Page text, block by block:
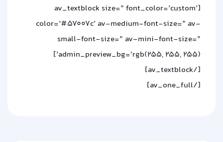
[av_textblock size=” font_color=’custom’
color=’#57007c’ av-medium-font-size=” av-
small-font-size=” av-mini-font-size=”
admin_preview_bg=’rgb(255, 255, 255)’]
[/av_textblock]
[/av_one_full]